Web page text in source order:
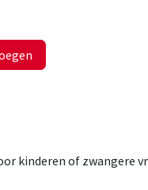
kinderen of zwangere